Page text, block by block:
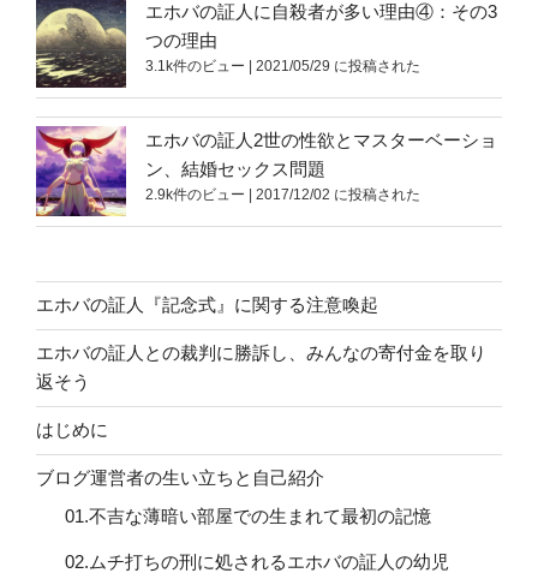
エホバの証人に自殺者が多い理由④：その3
つの理由
3.1k件のビュー 2021/05/29 に投稿された
エホバの証人2世の性欲とマスターベーショ
ン、結婚セックス問題
2.9k件のビュー 2017/12/02 に投稿された
エホバの証人『記念式』に関する注意喚起
エホバの証人との裁判に勝訴し、みんなの寄付金を取り
返そう
はじめに
ブログ運営者の生い立ちと自己紹介
01.不吉な薄暗い部屋での生まれて最初の記憶
02.ムチ打ちの刑に処されるエホバの証人の幼児